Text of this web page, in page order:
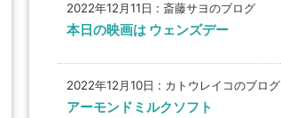
2022年12月11日 : 斎藤サヨのブログ
本日の映画は ウェンズデー
2022年12月10日 : カトウレイコのブログ
アーモンドミルクソフト